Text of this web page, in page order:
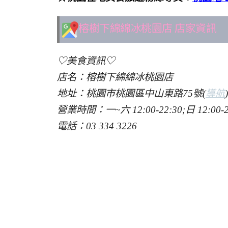
榕樹下綿綿冰桃園店 店家資訊
♡美食資訊♡
店名：榕樹下綿綿冰桃園店
地址：桃園市桃園區中山東路75號(導航)
營業時間：一~六 12:00-22:30;日 12:00-
電話：03 334 3226